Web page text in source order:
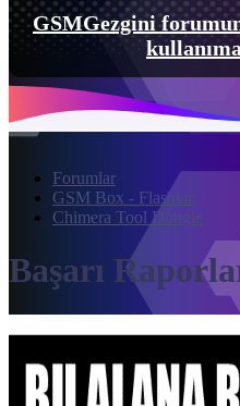
GSMGezgini
Forumlar
GSM Box - Flashlar
Chimera Tool Dongle
Başarı